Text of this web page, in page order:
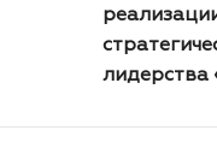
лидерства